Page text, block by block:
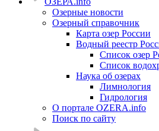
Озерные новости
Озерный справочник
Карта озер России
Водный реестр
Список озер
Список
Наука об озерах
Лимнология
Гидрология
О портале OZERA.info
Поиск по сайту